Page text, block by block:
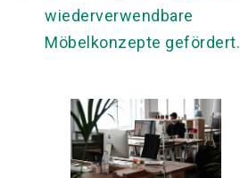
wiederverwendbare
Möbelkonzepte gefördert.